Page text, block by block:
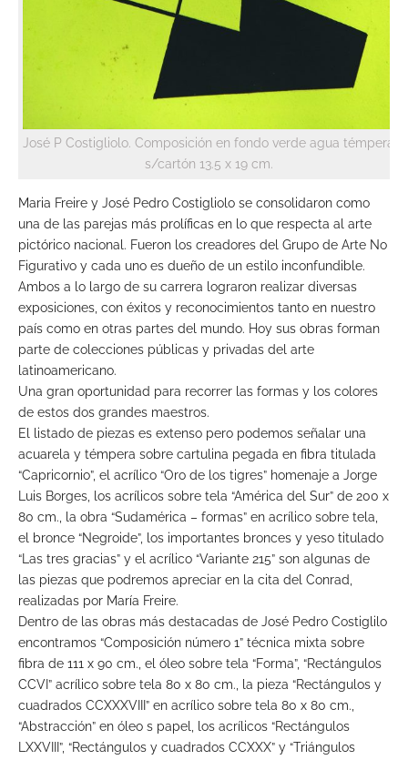
José P Costigliolo. Composición en fondo verde agua témpera
s/cartón 13.5 x 19 cm.
Maria Freire y José Pedro Costigliolo se consolidaron como
una de las parejas más prolíficas en lo que respecta al arte
pictórico nacional. Fueron los creadores del Grupo de Arte No
Figurativo y cada uno es dueño de un estilo inconfundible.
Ambos a lo largo de su carrera lograron realizar diversas
exposiciones, con éxitos y reconocimientos tanto en nuestro
país como en otras partes del mundo. Hoy sus obras forman
parte de colecciones públicas y privadas del arte
latinoamericano.
Una gran oportunidad para recorrer las formas y los colores
de estos dos grandes maestros.
El listado de piezas es extenso pero podemos señalar una
acuarela y témpera sobre cartulina pegada en fibra titulada
“Capricornio”, el acrílico “Oro de los tigres” homenaje a Jorge
Luis Borges, los acrílicos sobre tela “América del Sur” de 200 x
80 cm., la obra “Sudamérica – formas” en acrílico sobre tela,
el bronce “Negroide”, los importantes bronces y yeso titulado
“Las tres gracias” y el acrílico “Variante 215” son algunas de
las piezas que podremos apreciar en la cita del Conrad,
realizadas por María Freire.
Dentro de las obras más destacadas de José Pedro Costiglilo
encontramos “Composición número 1” técnica mixta sobre
fibra de 111 x 90 cm., el óleo sobre tela “Forma”, “Rectángulos
CCVI” acrílico sobre tela 80 x 80 cm., la pieza “Rectángulos y
cuadrados CCXXXVIII” en acrílico sobre tela 80 x 80 cm.,
“Abstracción” en óleo s papel, los acrílicos “Rectángulos
LXXVIII”, “Rectángulos y cuadrados CCXXX” y “Triángulos